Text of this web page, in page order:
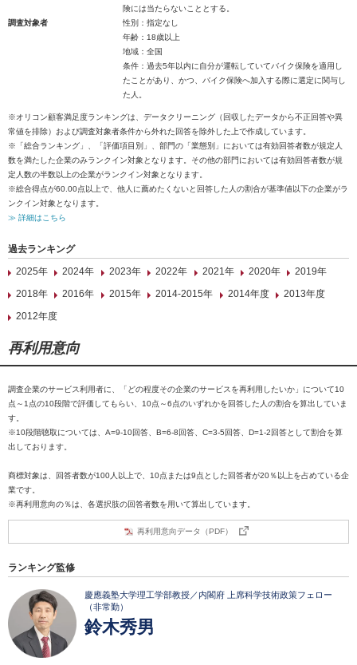
険には当たらないこととする。
調査対象者
性別：指定なし
年齢：18歳以上
地域：全国
条件：過去5年以内に自分が運転していてバイク保険を適用し
たことがあり、かつ、バイク保険へ加入する際に選定に関与し
た人。
※オリコン顧客満足度ランキングは、データクリーニング（回収したデータから不正回答や異
常値を排除）および調査対象者条件から外れた回答を除外した上で作成しています。
※「総合ランキング」、「評価項目別」、部門の「業態別」においては有効回答者数が規定人
数を満たした企業のみランクイン対象となります。その他の部門においては有効回答者数が規
定人数の半数以上の企業がランクイン対象となります。
※総合得点が60.00点以上で、他人に薦めたくないと回答した人の割合が基準値以下の企業がラ
ンクイン対象となります。
≫ 詳細はこちら
過去ランキング
2025年
2024年 2023年 2022年 2021年 2020年
2019年
2018年
2016年 2015年 2014-2015年 2014年度
2013年度
2012年度
再利用意向
調査企業のサービス利用者に、「どの程度その企業のサービスを再利用したいか」について10
点～1点の10段階で評価してもらい、10点～6点のいずれかを回答した人の割合を算出していま
す。
※10段階聴取については、A=9-10回答、B=6-8回答、C=3-5回答、D=1-2回答として割合を算
出しております。
商標対象は、回答者数が100人以上で、10点または9点とした回答者が20％以上を占めている企
業です。
※再利用意向の％は、各選択肢の回答者数を用いて算出しています。
再利用意向データ（PDF）
ランキング監修
慶應義塾大学理工学部教授／内閣府 上席科学技術政策フェロー
（非常勤）
鈴木秀男